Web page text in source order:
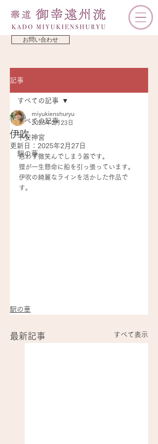
お問い合わせ
記事
すべての記事
平安神宮
駅の華
すべての記事
伊吹
miyukienshuryu
2025年2月23日
更新日： 2025年2月27日
思わず微笑んでしまう器です。
狸が一生懸命に船を引っ張っています。
伊吹の綺麗なラインを活かした作品で
す。
駅の華
最新記事 すべて表示